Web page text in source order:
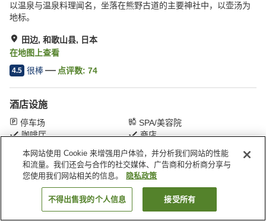
以温泉与温泉料理闻名，坐落在熊野古道的主要神社中，以壶汤为
地标。
田边, 和歌山县, 日本
在地图上查看
4.5 很棒 点评数: 74
酒店设施
停车场
SPA/美容院
咖啡厅
商店
首页 日本 和歌山县 田边 和歌山县东屋旅馆
搜索客房
本网站使用 Cookie 来增强用户体验，并分析我们网站的性能
和流量。我们还会与合作的社交媒体、广告商和分析商分享与
您使用我们网站相关的信息。
隐私政策
不得出售我的个人信息 接受所有